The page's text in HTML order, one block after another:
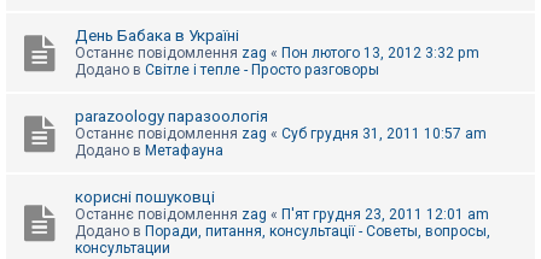
День Бабака в Україні
Останнє повідомлення zag « Пон лютого 13, 2012 3:32 pm
Додано в Світле і тепле - Просто разговоры
parazoology паразоологія
Останнє повідомлення zag « Суб грудня 31, 2011 10:57 am
Додано в Метафауна
корисні пошуковці
Останнє повідомлення zag « П'ят грудня 23, 2011 12:01 am
Додано в Поради, питання, консультації - Советы, вопросы,
консультации